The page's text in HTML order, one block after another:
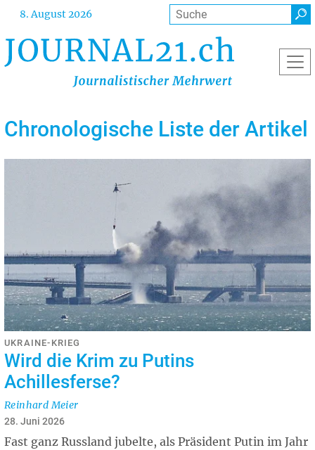
Direkt
Inhalt
8. August 2026 Suche
Chronologische Liste der Artikel
UKRAINE-KRIEG
Wird die Krim zu Putins
Achillesferse?
Reinhard Meier
28. Juni 2026
Fast ganz Russland jubelte, als Präsident Putin im Jahr